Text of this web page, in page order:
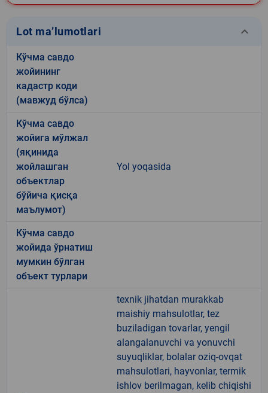
Lot ma’lumotlari keyboard_arrow_down
Кўчма савдо
жойининг
кадастр коди
(мавжуд бўлса)
Кўчма савдо
жойига мўлжал
(яқинида
жойлашган
объектлар
бўйича қисқа
маълумот)
Yol yoqasida
Кўчма савдо
жойида ўрнатиш
мумкин бўлган
объект турлари
texnik jihatdan murakkab
maishiy mahsulotlar, tez
buziladigan tovarlar, yengil
alangalanuvchi va yonuvchi
suyuqliklar, bolalar oziq-ovqat
mahsulotlari, hayvonlar, termik
ishlov berilmagan, kelib chiqishi